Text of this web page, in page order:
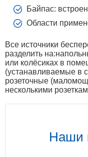
Байпас:
Области
Все источники
разделить
или колёсиках в
(устанавливаемые в
розеточные
несколькими
Наши